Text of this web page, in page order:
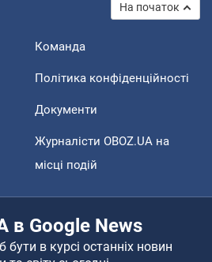
На початок
Команда
Політика конфіденційності
Документи
Журналісти OBOZ.UA на
місці подій
в Google News
бути в курсі останніх новин